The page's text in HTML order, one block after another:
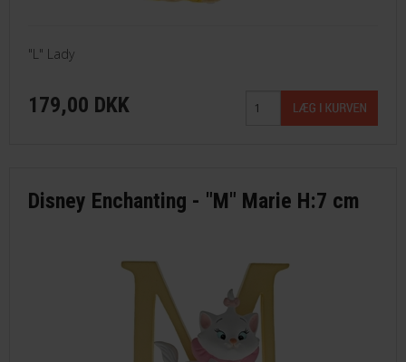
"L" Lady
179,00 DKK
Disney Enchanting - "M" Marie H:7 cm